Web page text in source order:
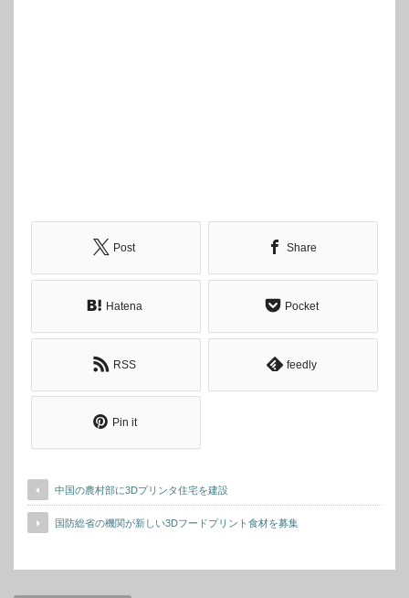
Post Share
Hatena Pocket
RSS feedly
Pin it
中国の農村部に3Dプリンタ住宅を建設
国防総省の機関が新しい3Dフードプリント食材を募集